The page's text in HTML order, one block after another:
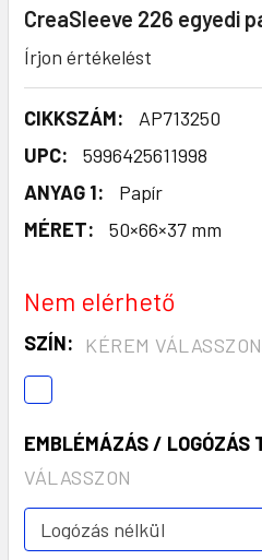
CreaSleeve 226 egyedi
Írjon értékelést
CIKKSZÁM:
AP713250
UPC:
5996425611998
ANYAG 1:
Papír
MÉRET:
50×66×37 mm
Nem elérhető
SZÍN: KÉREM VÁLASSZON
EMBLÉMÁZÁS / LOGÓZÁS
VÁLASSZON